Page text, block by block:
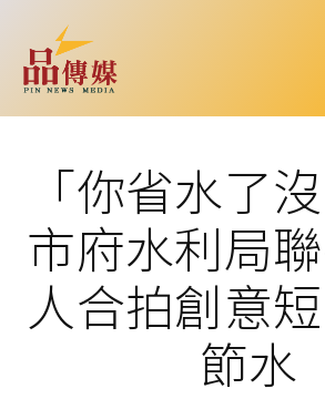
「你省水了
市府水利局
人合拍創意
節水